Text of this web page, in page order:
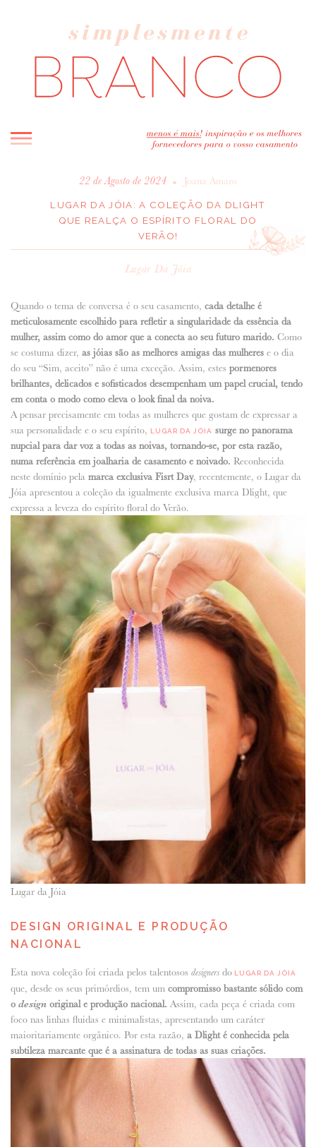
INICIO
BLOG
MELHOR INSPIRAÇÃO
REAL WEDDINGS & EDITORIAIS
FORNECEDORES RECOMENDADOS
ANUNCIE CONNOSCO
22 de Agosto de 2024 • Joana Amaro
LUGAR DA JÓIA: A COLEÇÃO DA DLIGHT
QUE REALÇA O ESPÍRITO FLORAL DO
VERÃO!
Lugar Da Jóia
Quando o tema de conversa é o seu casamento, cada detalhe é
meticulosamente escolhido para refletir a singularidade da essência da
mulher, assim como do amor que a conecta ao seu futuro marido. Como
se costuma dizer, as jóias são as melhores amigas das mulheres e o dia
do seu “Sim, aceito” não é uma exceção. Assim, estes pormenores
brilhantes, delicados e sofisticados desempenham um papel crucial, tendo
em conta o modo como eleva o look final da noiva.
A pensar precisamente em todas as mulheres que gostam de expressar a
sua personalidade e o seu espírito,
LUGAR DA JÓIA surge no panorama
nupcial para dar voz a todas as noivas, tornando-se, por esta razão,
numa referência em joalharia de casamento e noivado. Reconhecida
neste domínio pela marca exclusiva Fisrt Day, recentemente, o Lugar da
Jóia apresentou a coleção da igualmente exclusiva marca Dlight, que
expressa a leveza do espírito floral do Verão.
Lugar da Jóia
DESIGN ORIGINAL E PRODUÇÃO
NACIONAL
Esta nova coleção foi criada pelos talentosos designersdo LUGAR DA JÓIA
que, desde os seus primórdios, tem um compromisso bastante sólido com
o design original e produção nacional. Assim, cada peça é criada com
foco nas linhas fluidas e minimalistas, apresentando um caráter
maioritariamente orgânico. Por esta razão, a Dlight é conhecida pela
subtileza marcante que é a assinatura de todas as suas criações.